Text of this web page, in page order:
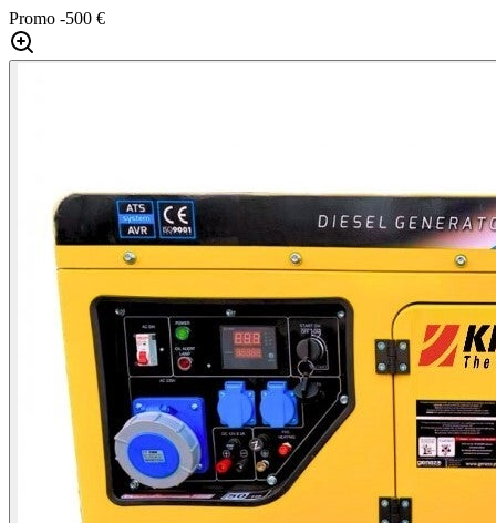
Promo -500 €